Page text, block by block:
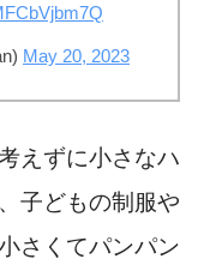
May 20, 2023
えずに小さなハ
子どもの制服や
さくてパンパン